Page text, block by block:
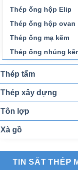
Thép ống hộp Elip
Thép ống hộp ovan
Thép ống mạ kẽm
Thép ống nhúng
Thép tấm
Thép xây dựng
Tôn lợp
Xà gồ
TIN SẮT THÉP